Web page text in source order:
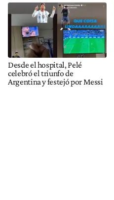
Desde el hospital, Pelé
celebró el triunfo de
Argentina y festejó por Messi